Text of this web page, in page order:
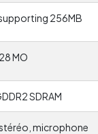
256MB
MO
SDRAM
microphone